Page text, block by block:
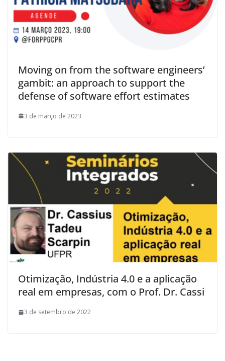
Moving on from the software engineers’
gambit: an approach to support the
defense of software effort estimates
3 de março de 2023
Otimização, Indústria 4.0 e a aplicação
real em empresas, com o Prof. Dr. Cassi
3 de setembro de 2022